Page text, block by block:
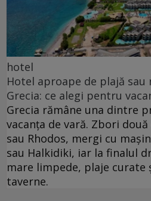
hotel
Hotel aproape de plajă
Grecia: ce alegi pentru
Grecia rămâne una dintre
vacanța de vară. Zbori
sau Rhodos, mergi cu
sau Halkidiki, iar la finalul
mare limpede, plaje curate
taverne.